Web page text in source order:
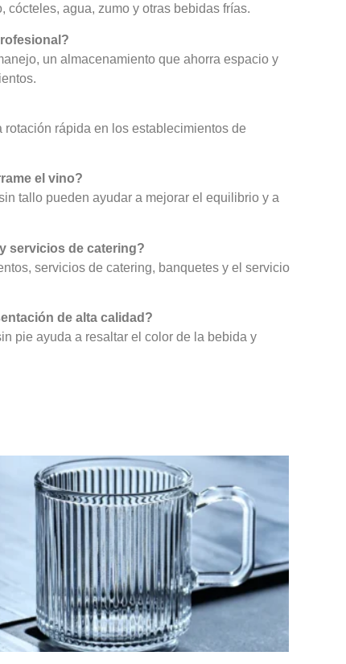
agua, zumo y otras bebidas frías.
un almacenamiento que ahorra espacio y
rápida en los establecimientos de
el vino?
tallo pueden ayudar a mejorar el equilibrio y a
servicios de catering?
servicios de catering, banquetes y el servicio
de alta calidad?
pie ayuda a resaltar el color de la bebida y